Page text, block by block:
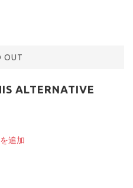
OUT
ALTERNATIVE
追加